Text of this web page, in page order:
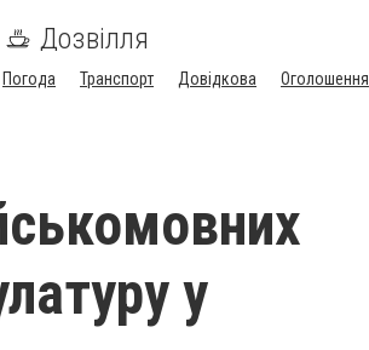
Дозвілля
Погода Транспорт Довідкова Оголошення
у